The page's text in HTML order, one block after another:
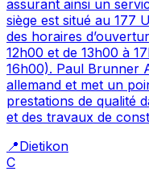
assurant ainsi un
siège est situé au 177
des horaires
12h00 et de 13h00 à
16h00). Paul Brunner
allemand et met un
prestations de qualité
et des travaux de
📍Dietikon
C